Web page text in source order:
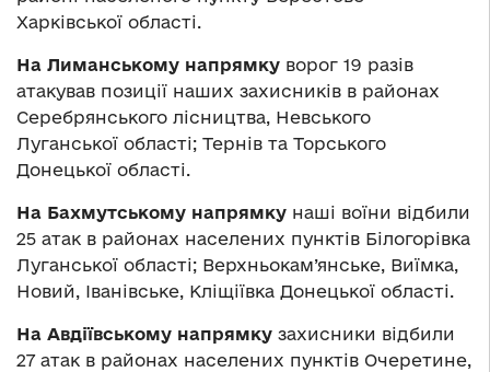
Харківської області.
На Лиманському напрямку ворог 19 разів
атакував позиції наших захисників в районах
Серебрянського лісництва, Невського
Луганської області; Тернів та Торського
Донецької області.
На Бахмутському напрямку наші воїни відбили
25 атак в районах населених пунктів Білогорівка
Луганської області; Верхньокам’янське, Виїмка,
Новий, Іванівське, Кліщіївка Донецької області.
На Авдіївському напрямку захисники відбили
27 атак в районах населених пунктів Очеретине,